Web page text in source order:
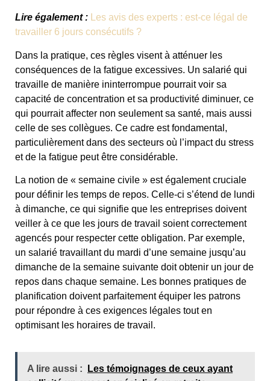
Lire également :
Les avis des experts : est-ce légal de
travailler 6 jours consécutifs ?
Dans la pratique, ces règles visent à atténuer les
conséquences de la fatigue excessives. Un salarié qui
travaille de manière ininterrompue pourrait voir sa
capacité de concentration et sa productivité diminuer, ce
qui pourrait affecter non seulement sa santé, mais aussi
celle de ses collègues. Ce cadre est fondamental,
particulièrement dans des secteurs où l’impact du stress
et de la fatigue peut être considérable.
La notion de « semaine civile » est également cruciale
pour définir les temps de repos. Celle-ci s’étend de lundi
à dimanche, ce qui signifie que les entreprises doivent
veiller à ce que les jours de travail soient correctement
agencés pour respecter cette obligation. Par exemple,
un salarié travaillant du mardi d’une semaine jusqu’au
dimanche de la semaine suivante doit obtenir un jour de
repos dans chaque semaine. Les bonnes pratiques de
planification doivent parfaitement équiper les patrons
pour répondre à ces exigences légales tout en
optimisant les horaires de travail.
A lire aussi :
Les témoignages de ceux ayant